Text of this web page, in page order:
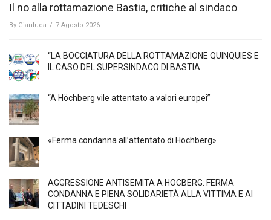
Il no alla rottamazione Bastia, critiche al sindaco
By Gianluca / 7 Agosto 2026
“LA BOCCIATURA DELLA ROTTAMAZIONE QUINQUIES E
IL CASO DEL SUPERSINDACO DI BASTIA
“A Höchberg vile attentato a valori europei”
«Ferma condanna all’attentato di Höchberg»
AGGRESSIONE ANTISEMITA A HÖCBERG: FERMA
CONDANNA E PIENA SOLIDARIETÀ ALLA VITTIMA E AI
CITTADINI TEDESCHI